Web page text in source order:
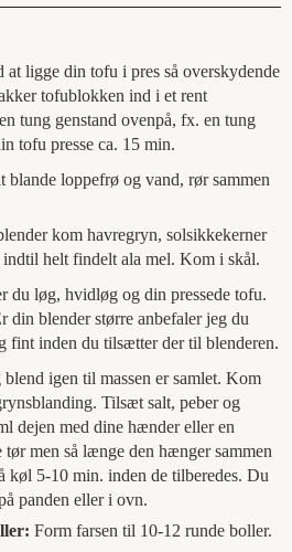
at ligge din tofu i pres så overskydende
tofublokken ind i et rent
tung genstand ovenpå, fx. en tung
tofu presse ca. 15 min.
loppefrø og vand, rør sammen
kom havregryn, solsikkekerner
helt findelt ala mel. Kom i skål.
du løg, hvidløg og din pressede tofu.
din blender større anbefaler jeg du
fint inden du tilsætter der til blenderen.
igen til massen er samlet. Kom
Tilsæt salt, peber og
dejen med dine hænder eller en
men så længe den hænger sammen
køl 5-10 min. inden de tilberedes. Du
panden eller i ovn.
Form farsen til 10-12 runde boller.